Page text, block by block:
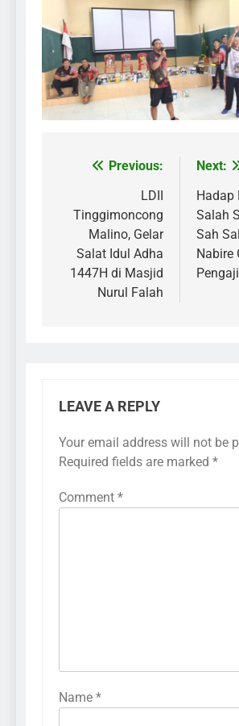
Post
navigation
Previous:
LDII
Tinggimoncong
Malino, Gelar
Salat Idul Adha
1447H di Masjid
Nurul Falah
Next:
Hadap
Salah
Sah
Nabire
LEAVE A REPLY
Your email address will not be
Required fields are marked *
Comment *
Name *